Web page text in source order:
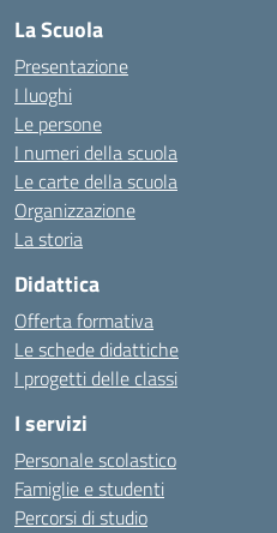
La Scuola
Presentazione
I luoghi
Le persone
I numeri della scuola
Le carte della scuola
Organizzazione
La storia
Didattica
Offerta formativa
Le schede didattiche
I progetti delle classi
I servizi
Personale scolastico
Famiglie e studenti
Percorsi di studio